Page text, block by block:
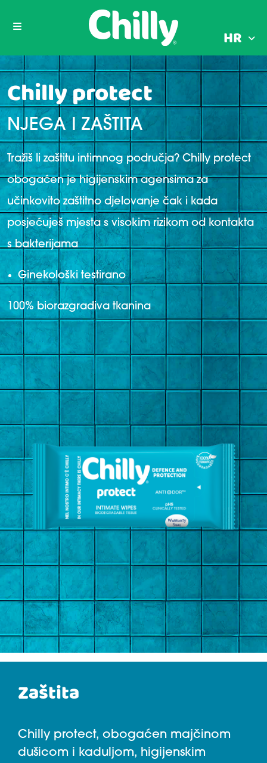
HR
Chilly protect
NJEGA I ZAŠTITA
Tražiš li zaštitu intimnog područja? Chilly protect
obogaćen je higijenskim agensima za
učinkovito zaštitno djelovanje čak i kada
posjećuješ mjesta s visokim rizikom od kontakta
s bakterijama
Ginekološki testirano
100% biorazgradiva tkanina
Zaštita
Chilly protect, obogaćen majčinom
dušicom i kaduljom, higijenskim